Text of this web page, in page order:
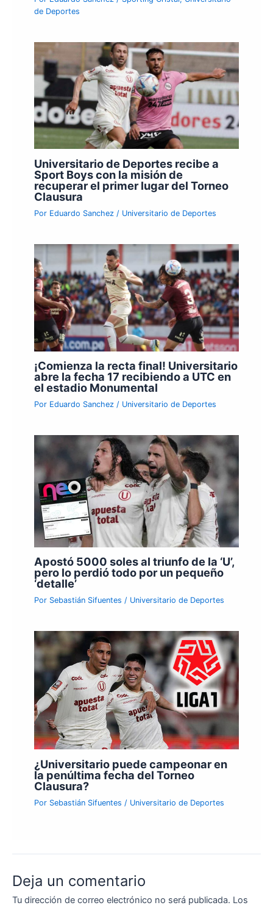
de Deportes
Universitario de Deportes recibe a
Sport Boys con la misión de
recuperar el primer lugar del Torneo
Clausura
Por Eduardo Sanchez/ Universitario de Deportes
¡Comienza la recta final! Universitario
abre la fecha 17 recibiendo a UTC en
el estadio Monumental
Por Eduardo Sanchez/ Universitario de Deportes
Apostó 5000 soles al triunfo de la ‘U’,
pero lo perdió todo por un pequeño
‘detalle’
Por Sebastián Sifuentes/ Universitario de Deportes
¿Universitario puede campeonar en
la penúltima fecha del Torneo
Clausura?
Por Sebastián Sifuentes / Universitario de Deportes
Deja un comentario
Tu dirección de correo electrónico no será publicada. Los